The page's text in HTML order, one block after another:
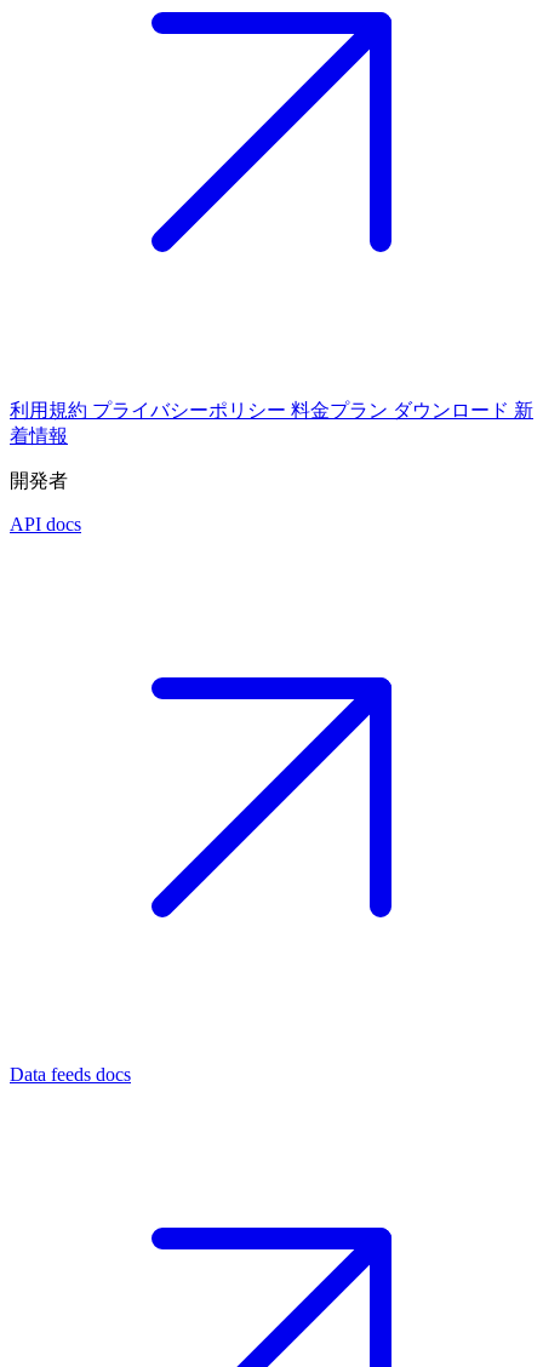
利用規約 プライバシーポリシー 料金プラン ダウンロード 新
着情報
開発者
API docs
Data feeds docs